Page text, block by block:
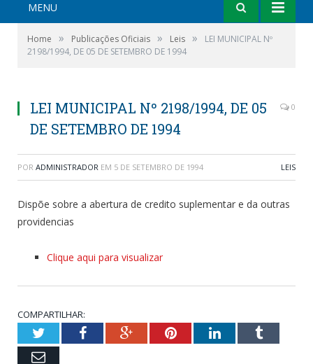
MENU
Home » Publicações Oficiais » Leis »
LEI MUNICIPAL Nº
2198/1994, DE 05 DE SETEMBRO DE 1994
LEI MUNICIPAL Nº 2198/1994, DE 05
DE SETEMBRO DE 1994
0
POR ADMINISTRADOR EM 5 DE SETEMBRO DE 1994 LEIS
Dispõe sobre a abertura de credito suplementar e da outras
providencias
Clique aqui para visualizar
COMPARTILHAR:
TwitterFacebookGoogle+PinterestLinkedInTumblr
Email